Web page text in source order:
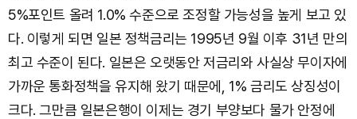
5%포인트 올려 1.0% 수준으로 조정할 가능성을 높게 보고 있
다. 이렇게 되면 일본 정책금리는 1995년 9월 이후 31년 만의
최고 수준이 된다. 일본은 오랫동안 저금리와 사실상 무이자에
가까운 통화정책을 유지해 왔기 때문에, 1% 금리도 상징성이
크다. 그만큼 일본은행이 이제는 경기 부양보다 물가 안정에